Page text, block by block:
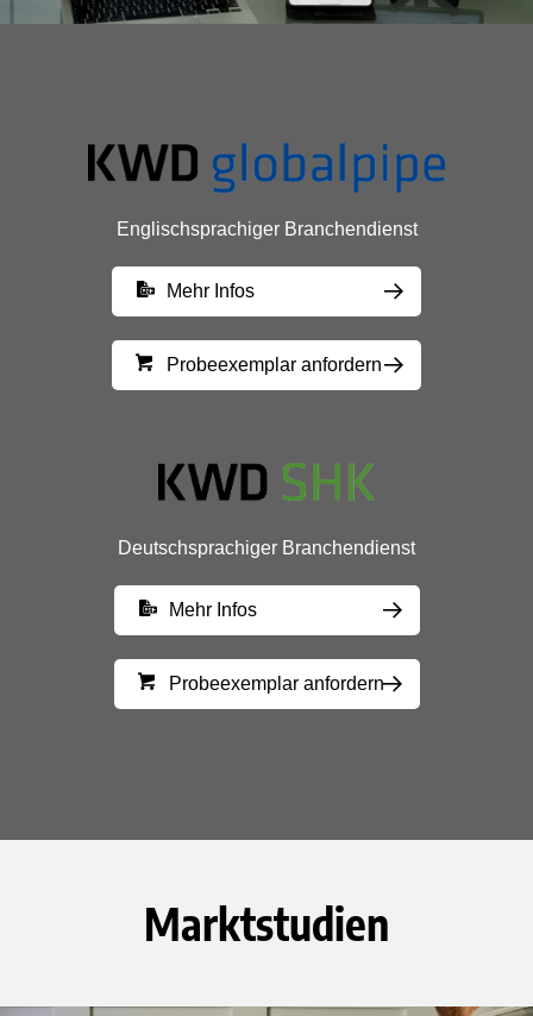
Englischsprachiger Branchendienst
Mehr Infos
Probeexemplar anfordern
Deutschsprachiger Branchendienst
Mehr Infos
Probeexemplar anfordern
Marktstudien